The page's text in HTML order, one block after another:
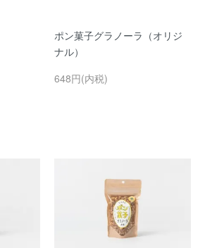
ポン菓子グラノーラ（オリジ
ナル）
648円(内税)